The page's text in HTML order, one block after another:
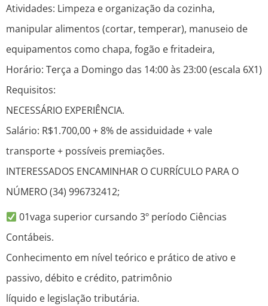
Atividades: Limpeza e organização da cozinha,
manipular alimentos (cortar, temperar), manuseio de
equipamentos como chapa, fogão e fritadeira,
Horário: Terça a Domingo das 14:00 às 23:00 (escala 6X1)
Requisitos:
NECESSÁRIO EXPERIÊNCIA.
Salário: R$1.700,00 + 8% de assiduidade + vale
transporte + possíveis premiações.
INTERESSADOS ENCAMINHAR O CURRÍCULO PARA O
NÚMERO (34) 996732412;
01vaga superior cursando 3º período Ciências
Contábeis.
Conhecimento em nível teórico e prático de ativo e
passivo, débito e crédito, patrimônio
líquido e legislação tributária.